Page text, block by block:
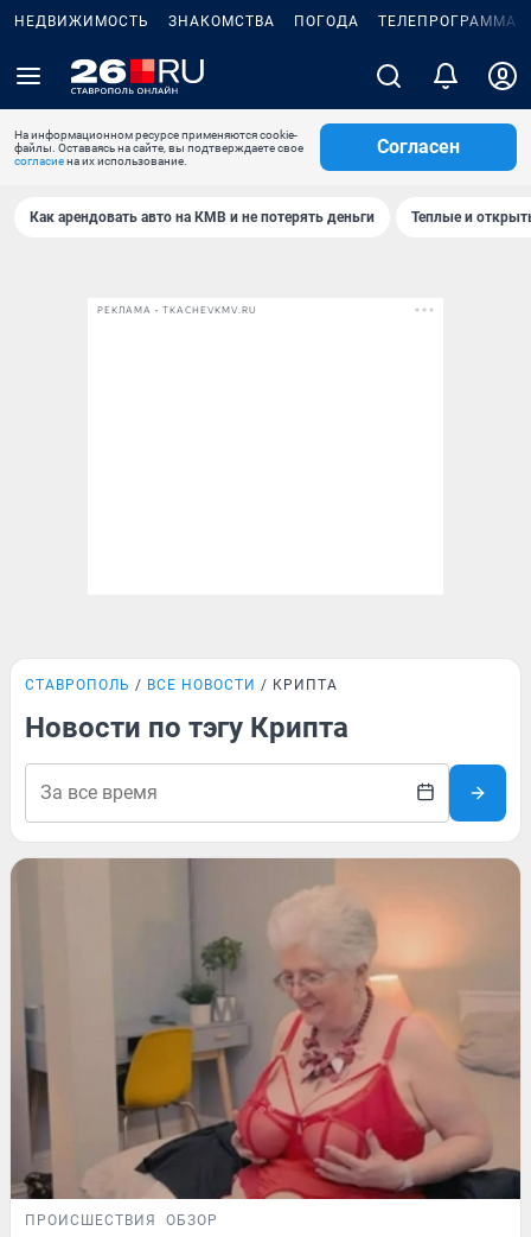
НЕДВИЖИМОСТЬ ЗНАКОМСТВА ПОГОДА ТЕЛЕПРОГРАММА
На информационном ресурсе применяются cookie-
файлы. Оставаясь на сайте, вы подтверждаете свое
согласиена их использование.
Согласен
Как арендовать авто на КМВ и не потерять деньги Теплые и
РЕКЛАМА • TKACHEVKMV.RU
СТАВРОПОЛЬ ВСЕ НОВОСТИ КРИПТА
Новости по тэгу Крипта
ПРОИСШЕСТВИЯ ОБЗОР